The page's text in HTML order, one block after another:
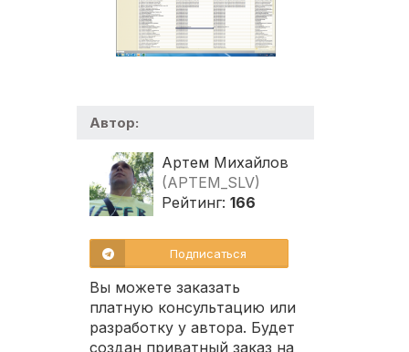
Автор:
Артем Михайлов
(APTEM_SLV)
Рейтинг: 166
Подписаться
Вы можете заказать
платную консультацию или
разработку у автора. Будет
создан приватный заказ на